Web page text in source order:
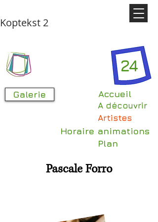
Koptekst 2
Galerie
24
Accueil
A découvrir
Artistes
Horaire animations
Plan
Pascale Forro